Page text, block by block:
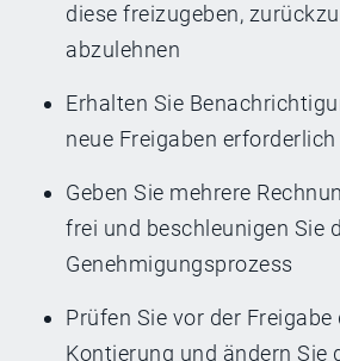
diese freizugeben,
abzulehnen
Erhalten Sie
neue Freigaben erforderlich
Geben Sie mehrere
frei und beschleunigen Sie
Genehmigungsprozess
Prüfen Sie vor der
Kontierung und ändern Sie